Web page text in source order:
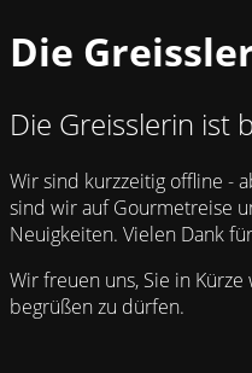
Die
Die Greisslerin ist
Wir sind kurzzeitig offline -
sind wir auf Gourmetreise
Neuigkeiten. Vielen Dank
Wir freuen uns, Sie in
begrüßen zu dürfen.